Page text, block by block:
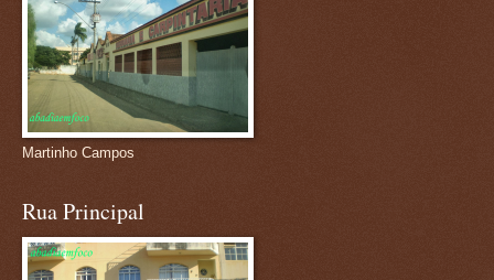
Martinho Campos
Rua Principal